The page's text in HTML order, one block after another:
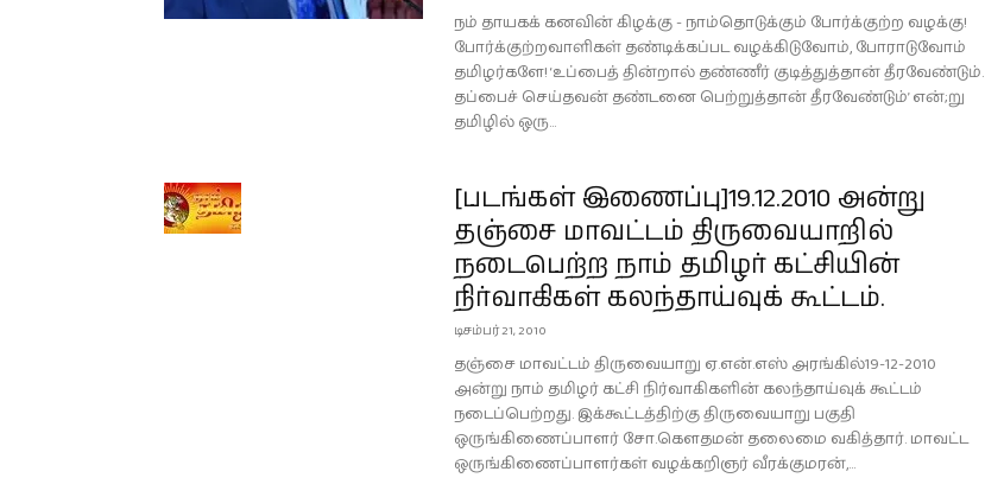
நம் தாயகக் கனவின் கிழக்கு - நாம்தொடுக்கும் போர்க்குற்ற வழக்கு!
போர்க்குற்றவாளிகள் தண்டிக்கப்பட வழக்கிடுவோம், போராடுவோம்
தமிழர்களே! ‘உப்பைத் தின்றால் தண்ணீர் குடித்துத்தான் தீரவேண்டும்.
தப்பைச் செய்தவன் தண்டனை பெற்றுத்தான் தீரவேண்டும்’ என்;று
தமிழில் ஒரு...
[படங்கள் இணைப்பு]19.12.2010 அன்று
தஞ்சை மாவட்டம் திருவையாறில்
நடைபெற்ற நாம் தமிழர் கட்சியின்
நிர்வாகிகள் கலந்தாய்வுக் கூட்டம்.
டிசம்பர் 21, 2010
தஞ்சை மாவட்டம் திருவையாறு ஏ.என்.எஸ் அரங்கில்19-12-2010
அன்று நாம் தமிழர் கட்சி நிர்வாகிகளின் கலந்தாய்வுக் கூட்டம்
நடைப்பெற்றது. இக்கூட்டத்திற்கு திருவையாறு பகுதி
ஒருங்கிணைப்பாளர் சோ.கெளதமன் தலைமை வகித்தார். மாவட்ட
ஒருங்கிணைப்பாளர்கள் வழக்கறிஞர் வீரக்குமரன்,...